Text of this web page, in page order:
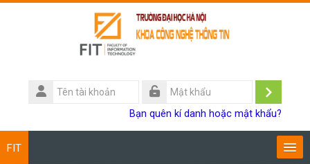
Tên
tài
Đăng
Bạn quên kí danh hoặc mật khẩu?
FIT